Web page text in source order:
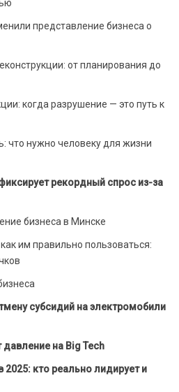
представление бизнеса о
от планирования до
когда разрушение — это путь к
что нужно человеку для жизни
рекордный спрос из-за
бизнеса в Минске
им правильно пользоваться:
субсидий на электромобили
давление на Big Tech
2025: кто реально лидирует и